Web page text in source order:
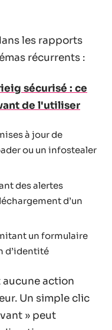
les rapports
récurrents :
sécurisé : ce
de l'utiliser
à jour de
ou un infostealer
des alertes
d’un
un formulaire
d’identité
aucune action
Un simple clic
» peut